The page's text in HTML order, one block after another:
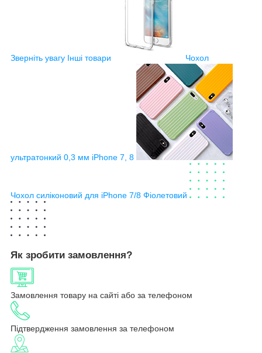
Зверніть увагу Інші товари Чохол
ультратонкий 0,3 мм iPhone 7, 8
Чохол силіконовий для iPhone 7/8 Фіолетовий
Як зробити замовлення?
Замовлення товару на сайті або за телефоном
Підтвердження замовлення за телефоном